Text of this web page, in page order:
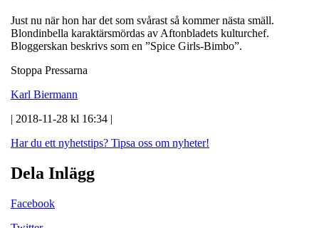
Just nu när hon har det som svårast så kommer nästa smäll.
Blondinbella karaktärsmördas av Aftonbladets kulturchef.
Bloggerskan beskrivs som en ”Spice Girls-Bimbo”.
Stoppa Pressarna
Karl Biermann
| 2018-11-28 kl 16:34 |
Har du ett nyhetstips? Tipsa oss om nyheter!
Dela Inlägg
Facebook